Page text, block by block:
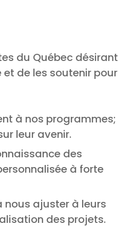
du Québec désirant
de les soutenir pour
à nos programmes;
leur avenir.
des
à forte
nous ajuster à leurs
des projets.